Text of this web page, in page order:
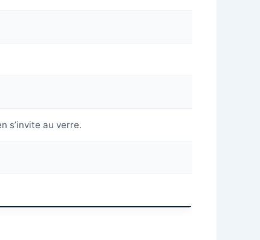
s’invite au verre.